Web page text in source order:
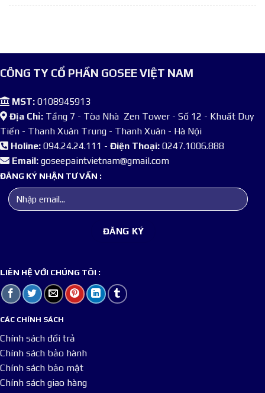
CÔNG TY CỔ PHẦN GOSEE VIỆT NAM
MST: 0108945913
Địa Chỉ: Tầng 7 - Tòa Nhà Zen Tower - Số 12 - Khuất Duy
Tiến - Thanh Xuân Trung - Thanh Xuân - Hà Nội
Holine: 094.24.24.111 - Điện Thoại: 0247.1006.888
Email: goseepaintvietnam@gmail.com
ĐĂNG KÝ NHẬN TƯ VẤN :
LIÊN HỆ VỚI CHÚNG TÔI :
CÁC CHÍNH SÁCH
Chính sách đổi trả
Chính sách bảo hành
Chính sách bảo mật
Chính sách giao hàng